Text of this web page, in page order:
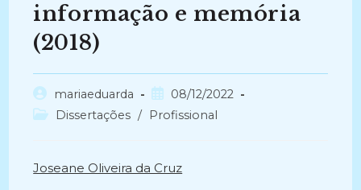
informação e memória
(2018)
Autor
do
mariaeduarda
Post
publicado:
08/12/2022
Categoria
Dissertações / Profissional
Joseane Oliveira da Cruz